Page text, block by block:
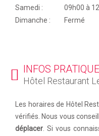
Samedi :
09h00 à
Dimanche :
Fermé
INFOS
Hôtel Restaurant
Les horaires de Hôtel
vérifiés. Nous vous
déplacer. Si vous